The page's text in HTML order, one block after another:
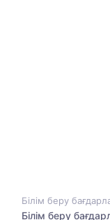
Білім беру
Білім беру